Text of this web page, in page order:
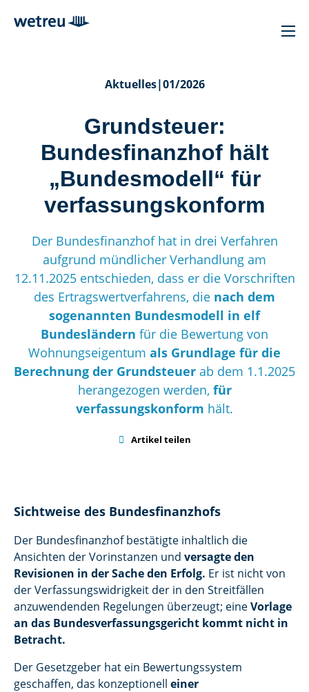
Aktuelles|01/2026
Grundsteuer:
Bundesfinanzhof hält
„Bundesmodell“ für
verfassungskonform
Der Bundesfinanzhof hat in drei Verfahren
aufgrund mündlicher Verhandlung am
12.11.2025 entschieden, dass er die Vorschriften
des Ertragswertverfahrens, die nach dem
sogenannten Bundesmodell in elf
Bundesländern für die Bewertung von
Wohnungseigentum als Grundlage für die
Berechnung der Grundsteuer ab dem 1.1.2025
herangezogen werden, für
verfassungskonform hält.
 Artikel teilen
Sichtweise des Bundesfinanzhofs
Der Bundesfinanzhof bestätigte inhaltlich die
Ansichten der Vorinstanzen und versagte den
Revisionen in der Sache den Erfolg. Er ist nicht von
der Verfassungswidrigkeit der in den Streitfällen
anzuwendenden Regelungen überzeugt; eineVorlage
an das Bundesverfassungsgericht kommt nicht in
Betracht.
Der Gesetzgeber hat ein Bewertungssystem
geschaffen, das konzeptionell einer